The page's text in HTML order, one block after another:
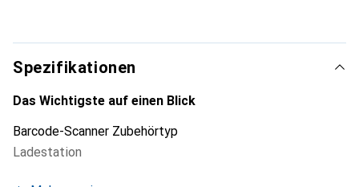
Spezifikationen
Das Wichtigste auf einen Blick
Barcode-Scanner Zubehörtyp
Ladestation